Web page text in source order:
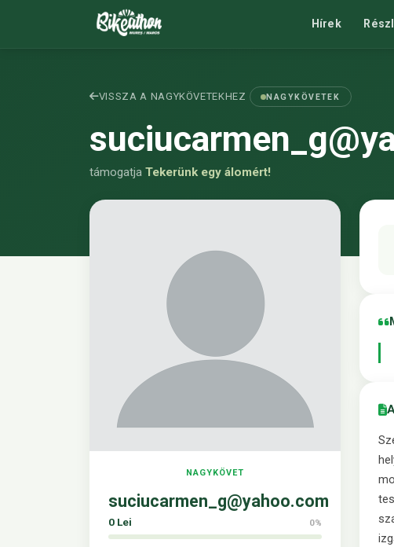
Hírek
VISSZA A NAGYKÖVETEKHEZ NAGYKÖVETEK
támogatja Tekerünk egy álomért!
NAGYKÖVET
suciucarmen_g@yahoo.com
0 Lei 0%